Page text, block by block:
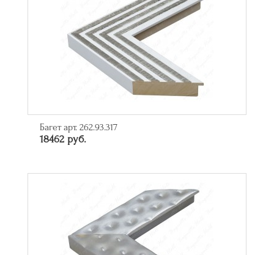
Багет арт. 262.93.317
18462 руб.